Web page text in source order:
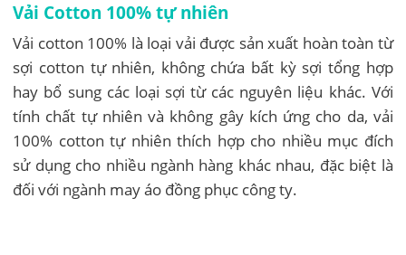
Vải Cotton 100% tự nhiên
Vải cotton 100% là loại vải được sản xuất hoàn toàn từ
sợi cotton tự nhiên, không chứa bất kỳ sợi tổng hợp
hay bổ sung các loại sợi từ các nguyên liệu khác. Với
tính chất tự nhiên và không gây kích ứng cho da, vải
100% cotton tự nhiên thích hợp cho nhiều mục đích
sử dụng cho nhiều ngành hàng khác nhau, đặc biệt là
đối với ngành may áo đồng phục công ty.